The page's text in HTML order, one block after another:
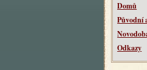
Domů
Původní
Odkazy